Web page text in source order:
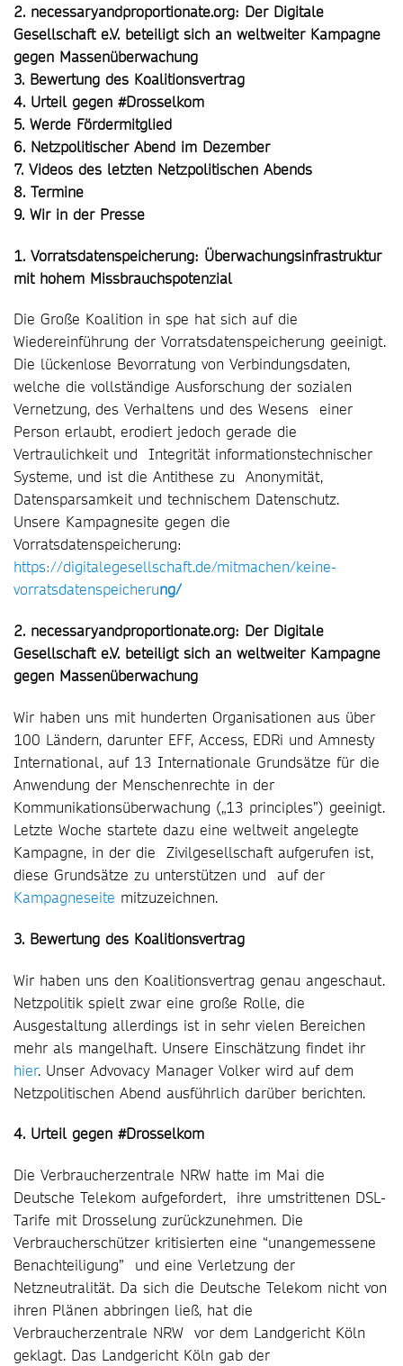
2. necessaryandproportionate.org: Der Digitale
Gesellschaft e.V. beteiligt sich an weltweiter Kampagne
gegen Massenüberwachung
3. Bewertung des Koalitionsvertrag
4. Urteil gegen #Drosselkom
5. Werde Fördermitglied
6. Netzpolitischer Abend im Dezember
7. Videos des letzten Netzpolitischen Abends
8. Termine
9. Wir in der Presse
1. Vorratsdatenspeicherung: Überwachungsinfrastruktur
mit hohem Missbrauchspotenzial
Die Große Koalition in spe hat sich auf die
Wiedereinführung der Vorratsdatenspeicherung geeinigt.
Die lückenlose Bevorratung von Verbindungsdaten,
welche die vollständige Ausforschung der sozialen
Vernetzung, des Verhaltens und des Wesens einer
Person erlaubt, erodiert jedoch gerade die
Vertraulichkeit und Integrität informationstechnischer
Systeme, und ist die Antithese zu Anonymität,
Datensparsamkeit und technischem Datenschutz.
Unsere Kampagnesite gegen die
Vorratsdatenspeicherung:
https://digitalegesellschaft.de/mitmachen/keine-
vorratsdatenspeicherung/
2. necessaryandproportionate.org: Der Digitale
Gesellschaft e.V. beteiligt sich an weltweiter Kampagne
gegen Massenüberwachung
Wir haben uns mit hunderten Organisationen aus über
100 Ländern, darunter EFF, Access, EDRi und Amnesty
International, auf 13 Internationale Grundsätze für die
Anwendung der Menschenrechte in der
Kommunikationsüberwachung („13 principles”) geeinigt.
Letzte Woche startete dazu eine weltweit angelegte
Kampagne, in der die Zivilgesellschaft aufgerufen ist,
diese Grundsätze zu unterstützen und auf der
Kampagneseite mitzuzeichnen.
3. Bewertung des Koalitionsvertrag
Wir haben uns den Koalitionsvertrag genau angeschaut.
Netzpolitik spielt zwar eine große Rolle, die
Ausgestaltung allerdings ist in sehr vielen Bereichen
mehr als mangelhaft. Unsere Einschätzung findet ihr
hier. Unser Advovacy Manager Volker wird auf dem
Netzpolitischen Abend ausführlich darüber berichten.
4. Urteil gegen #Drosselkom
Die Verbraucherzentrale NRW hatte im Mai die
Deutsche Telekom aufgefordert, ihre umstrittenen DSL-
Tarife mit Drosselung zurückzunehmen. Die
Verbraucherschützer kritisierten eine “unangemessene
Benachteiligung” und eine Verletzung der
Netzneutralität. Da sich die Deutsche Telekom nicht von
ihren Plänen abbringen ließ, hat die
Verbraucherzentrale NRW vor dem Landgericht Köln
geklagt. Das Landgericht Köln gab der